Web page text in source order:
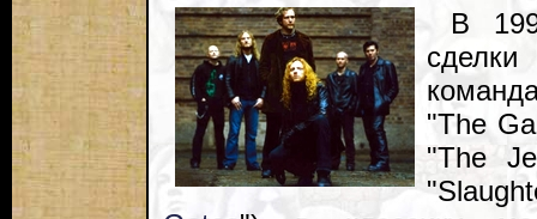
В
"The
"The